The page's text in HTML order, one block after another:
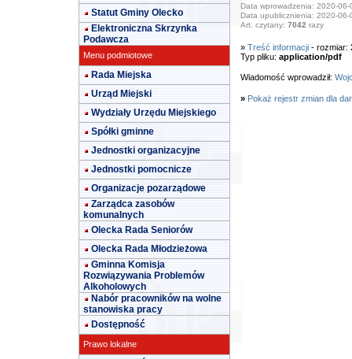
Statut Gminy Olecko
Elektroniczna Skrzynka
Podawcza
Menu podmiotowe
Rada Miejska
Urząd Miejski
Wydziały Urzędu Miejskiego
Spółki gminne
Jednostki organizacyjne
Jednostki pomocnicze
Organizacje pozarządowe
Zarządca zasobów
komunalnych
Olecka Rada Seniorów
Olecka Rada Młodzieżowa
Gminna Komisja
Rozwiązywania Problemów
Alkoholowych
Nabór pracowników na wolne
stanowiska pracy
Dostępność
Prawo lokalne
Data wprowadzenia: 2020-06-
Data upublicznienia: 2020-06-
Art. czytany: 7042 razy
» Treść informacji- rozmiar:
Typ pliku: application/pdf
Wiadomość wprowadził:
» Pokaż rejestr zmian dla